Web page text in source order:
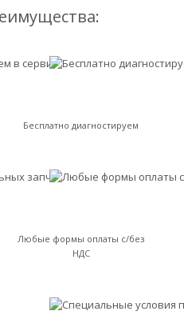
Бесплатно диагностируем
Любые формы оплаты с/без
НДС